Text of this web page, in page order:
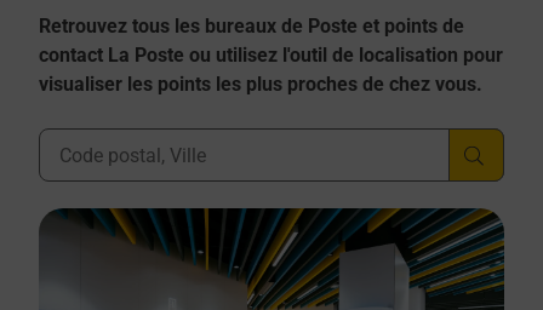
Retrouvez tous les bureaux de Poste et points de
contact La Poste ou utilisez l'outil de localisation pour
visualiser les points les plus proches de chez vous.
Ville, Département, Code Postal